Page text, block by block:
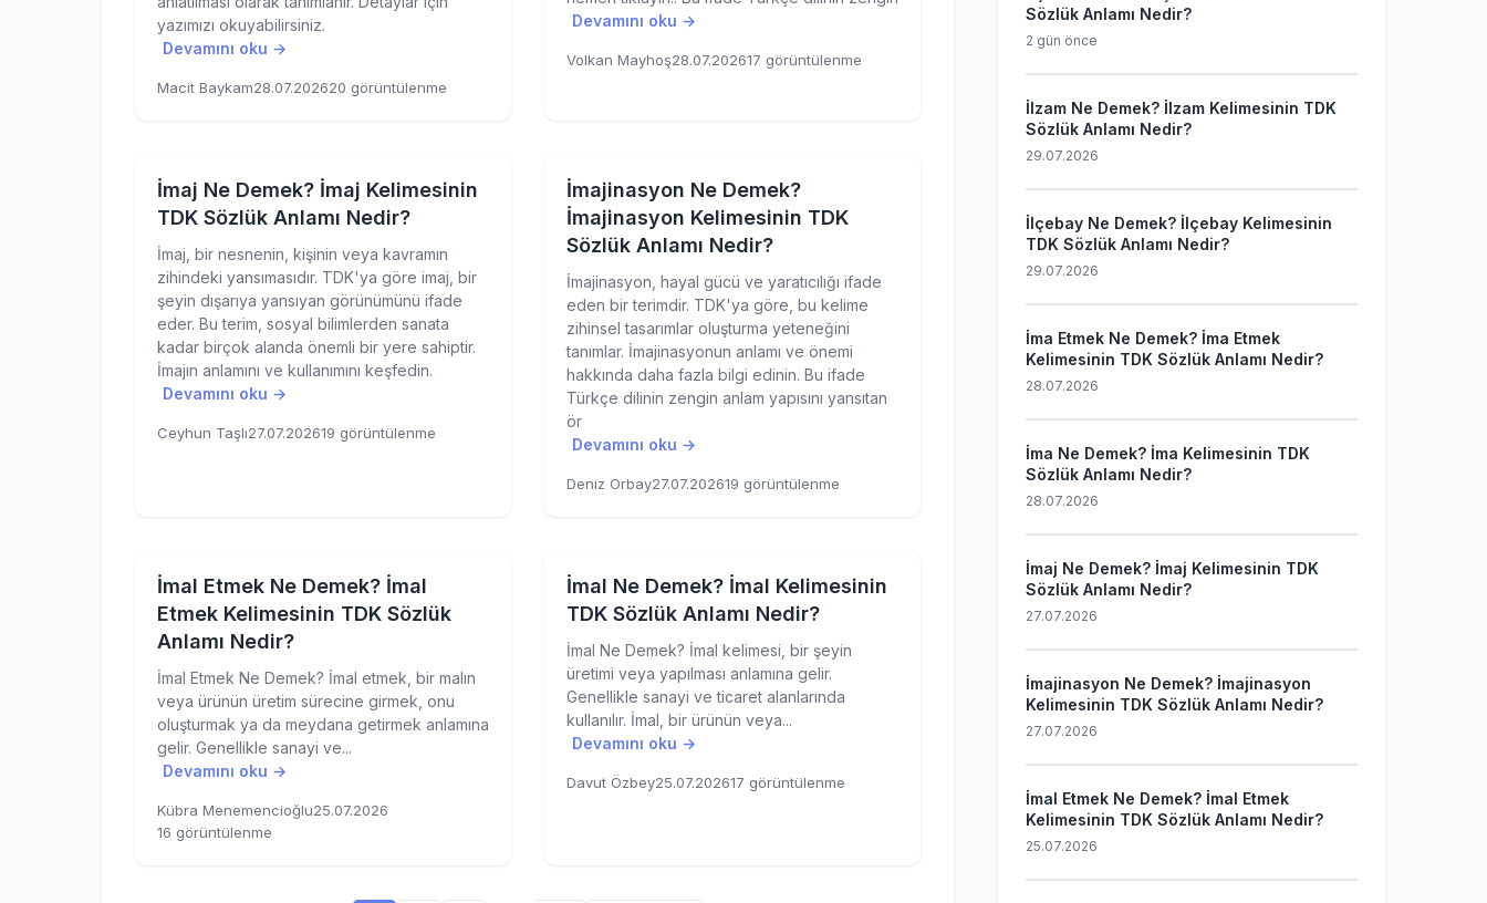
yazımızı okuyabilirsiniz.
Devamını oku →
Macit Baykam28.07.202620 görüntülenme
Devamını oku →
Volkan Mayhoş28.07.202617 görüntülenme
İmaj Ne Demek? İmaj Kelimesinin
TDK Sözlük Anlamı Nedir?
İmaj, bir nesnenin, kişinin veya kavramın
zihindeki yansımasıdır. TDK'ya göre imaj, bir
şeyin dışarıya yansıyan görünümünü ifade
eder. Bu terim, sosyal bilimlerden sanata
kadar birçok alanda önemli bir yere sahiptir.
İmajın anlamını ve kullanımını keşfedin.
Devamını oku →
Ceyhun Taşlı27.07.202619 görüntülenme
İmajinasyon Ne Demek?
İmajinasyon Kelimesinin TDK
Sözlük Anlamı Nedir?
İmajinasyon, hayal gücü ve yaratıcılığı ifade
eden bir terimdir. TDK'ya göre, bu kelime
zihinsel tasarımlar oluşturma yeteneğini
tanımlar. İmajinasyonun anlamı ve önemi
hakkında daha fazla bilgi edinin. Bu ifade
Türkçe dilinin zengin anlam yapısını yansıtan
ör
Devamını oku →
Deniz Orbay27.07.202619 görüntülenme
İmal Etmek Ne Demek? İmal
Etmek Kelimesinin TDK Sözlük
Anlamı Nedir?
İmal Etmek Ne Demek? İmal etmek, bir malın
veya ürünün üretim sürecine girmek, onu
oluşturmak ya da meydana getirmek anlamına
gelir. Genellikle sanayi ve...
Devamını oku →
Kübra Menemencioğlu25.07.2026
16 görüntülenme
İmal Ne Demek? İmal Kelimesinin
TDK Sözlük Anlamı Nedir?
İmal Ne Demek? İmal kelimesi, bir şeyin
üretimi veya yapılması anlamına gelir.
Genellikle sanayi ve ticaret alanlarında
kullanılır. İmal, bir ürünün veya...
Devamını oku →
Davut Özbey25.07.202617 görüntülenme
Sözlük Anlamı Nedir?
2 gün önce
İlzam Ne Demek? İlzam Kelimesinin TDK
Sözlük Anlamı Nedir?
29.07.2026
İlçebay Ne Demek? İlçebay Kelimesinin
TDK Sözlük Anlamı Nedir?
29.07.2026
İma Etmek Ne Demek? İma Etmek
Kelimesinin TDK Sözlük Anlamı Nedir?
28.07.2026
İma Ne Demek? İma Kelimesinin TDK
Sözlük Anlamı Nedir?
28.07.2026
İmaj Ne Demek? İmaj Kelimesinin TDK
Sözlük Anlamı Nedir?
27.07.2026
İmajinasyon Ne Demek? İmajinasyon
Kelimesinin TDK Sözlük Anlamı Nedir?
27.07.2026
İmal Etmek Ne Demek? İmal Etmek
Kelimesinin TDK Sözlük Anlamı Nedir?
25.07.2026